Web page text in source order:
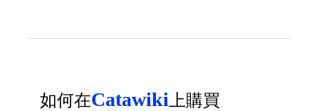
如何在Catawiki 上購買